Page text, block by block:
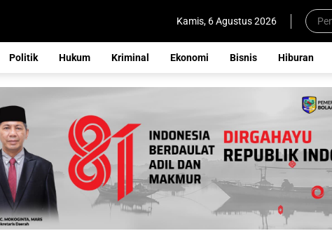
Kamis, 6 Agustus 2026
Politik Hukum Kriminal Ekonomi Bisnis Hiburan